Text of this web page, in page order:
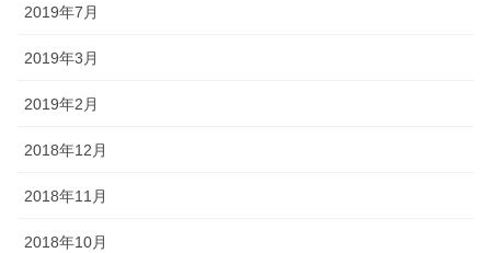
2019年7月
2019年3月
2019年2月
2018年12月
2018年11月
2018年10月